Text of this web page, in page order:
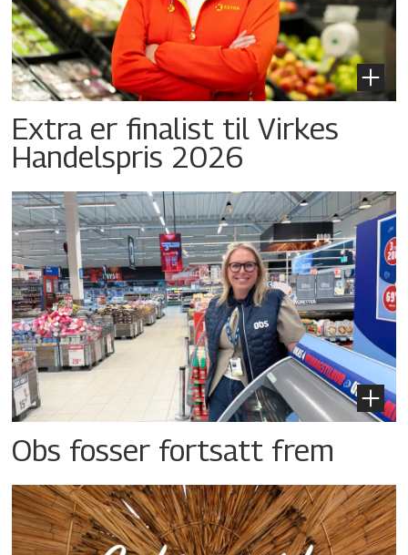
Extra er finalist til Virkes
Handelspris 2026
Obs fosser fortsatt frem